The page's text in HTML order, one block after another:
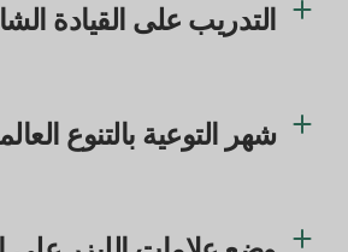
التدريب على القيادة
شهر التوعية بالتنوع